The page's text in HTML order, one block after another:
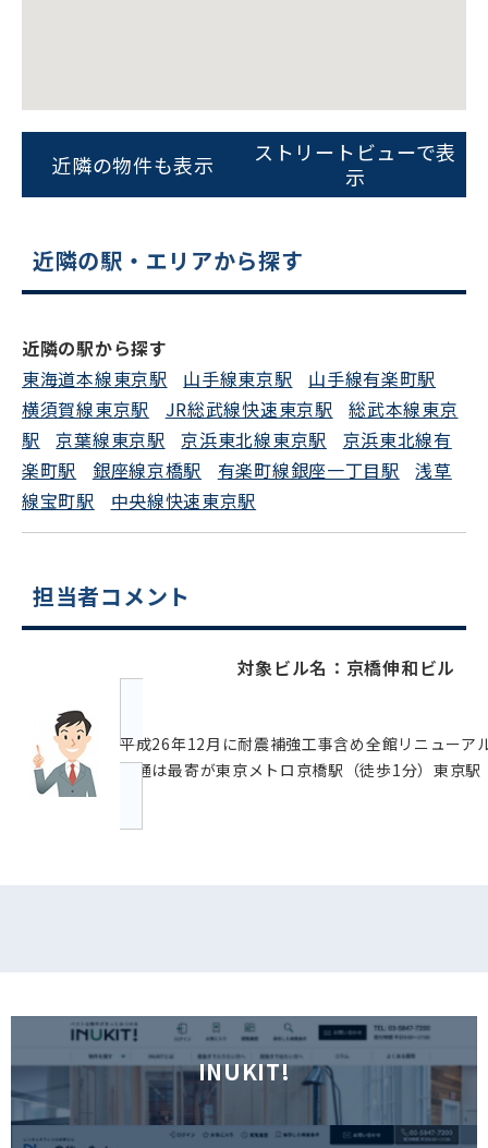
ビルコード：172272
をお伝えいただくと
平日 9:00〜18:00
フォームでお問い合わせ
近隣の物件も表示
ストリートビューで表
示
近隣の駅・エリアから探す
近隣の駅から探す
東海道本線東京駅
山手線東京駅
山手線有楽町駅
横須賀線東京駅
JR総武線快速東京駅
総武本線東京
駅
京葉線東京駅 京浜東北線東京駅
京浜東北線有
楽町駅
銀座線京橋駅 有楽町線銀座一丁目駅
浅草
線宝町駅
中央線快速東京駅
担当者コメント
対象ビル名：京橋伸和ビル
平成26年12月に耐震補強工事含め全館リニューア
交通は最寄が東京メトロ京橋駅（徒歩1分）東京
INUKIT!